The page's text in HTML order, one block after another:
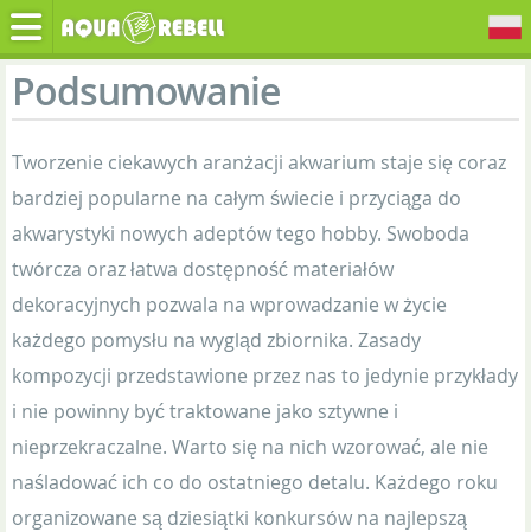
Podsumowanie
Tworzenie ciekawych aranżacji akwarium staje się coraz
bardziej popularne na całym świecie i przyciąga do
akwarystyki nowych adeptów tego hobby. Swoboda
twórcza oraz łatwa dostępność materiałów
dekoracyjnych pozwala na wprowadzanie w życie
każdego pomysłu na wygląd zbiornika. Zasady
kompozycji przedstawione przez nas to jedynie przykłady
i nie powinny być traktowane jako sztywne i
nieprzekraczalne. Warto się na nich wzorować, ale nie
naśladować ich co do ostatniego detalu. Każdego roku
organizowane są dziesiątki konkursów na najlepszą